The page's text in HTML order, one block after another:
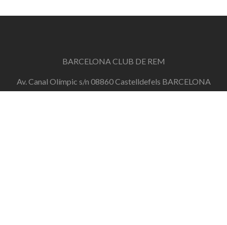
BARCELONA CLUB DE REM
Av. Canal Olímpic s/n 08860 Castelldefels BARCELONA